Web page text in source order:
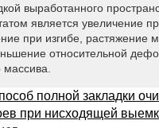
выработанного
является увеличение
при изгибе, растяжение
относительной
массива.
полной закладки
при нисходящей